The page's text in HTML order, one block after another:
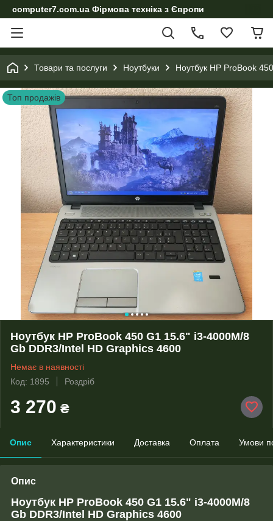
computer7.com.ua Фірмова техніка з Європи
Товари та послуги Ноутбуки Ноутбук HP ProBook
Топ продажів
Ноутбук HP ProBook 450 G1 15.6" i3-4000M/8
Gb DDR3/Intel HD Graphics 4600
Немає в наявності
Код: 1895
Роздріб
3 270 ₴
Опис Характеристики Доставка Оплата Умови
Опис
Ноутбук HP ProBook 450 G1 15.6" i3-4000M/8
Gb DDR3/Intel HD Graphics 4600